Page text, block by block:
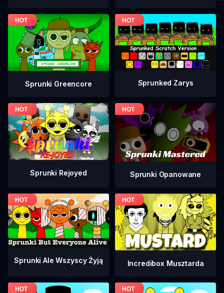
Sprunki Greencore Sprunked Zarys
Sprunki Rejoyed Sprunki Opanowane
Sprunki Ale Wszyscy Żyją Incredibox Musztarda